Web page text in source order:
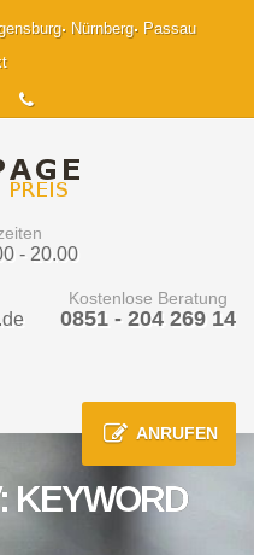
Nürnberg
Passau
- 20.00
Kostenlose Beratung
0851 - 204 269 14
ANRUFEN
KEYWORD